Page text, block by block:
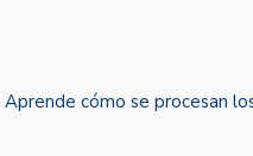
Aprende cómo se procesan